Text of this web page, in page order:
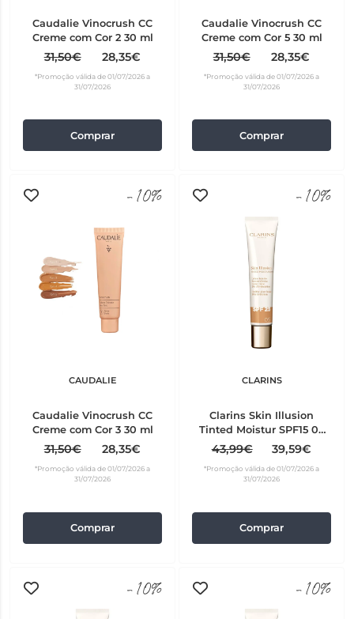
Caudalie Vinocrush CC
Creme com Cor 2 30 ml
31,50€ 28,35€
*Promoção válida de 01/07/2026 a
31/07/2026
Comprar
Caudalie Vinocrush CC
Creme com Cor 5 30 ml
31,50€ 28,35€
*Promoção válida de 01/07/2026 a
31/07/2026
Comprar
-10%
CAUDALIE
Caudalie Vinocrush CC
Creme com Cor 3 30 ml
31,50€ 28,35€
*Promoção válida de 01/07/2026 a
31/07/2026
Comprar
-10%
CLARINS
Clarins Skin Illusion
Tinted Moistur SPF15 05
40ml
43,99€ 39,59€
*Promoção válida de 01/07/2026 a
31/07/2026
Comprar
-10% -10%